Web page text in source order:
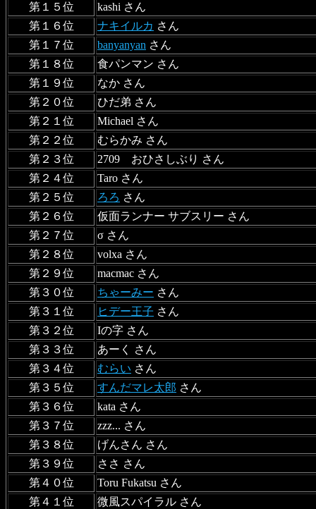
第１５位
kashi さん
第１６位
ナキイルカ さん
第１７位
banyanyan さん
第１８位
食パンマン さん
第１９位
なか さん
第２０位
ひだ弟 さん
第２１位
Michael さん
第２２位
むらかみ さん
第２３位
2709 おひさしぶり さん
第２４位
Taro さん
第２５位
ろろ さん
第２６位
仮面ランナー サブスリー さん
第２７位
σ さん
第２８位
volxa さん
第２９位
macmac さん
第３０位
ちゃーみー さん
第３１位
ヒデー王子 さん
第３２位
Iの字 さん
第３３位
あーく さん
第３４位
むらい さん
第３５位
すんだマレ太郎 さん
第３６位
kata さん
第３７位
zzz... さん
第３８位
げんさん さん
第３９位
ささ さん
第４０位
Toru Fukatsu さん
第４１位
微風スパイラル さん